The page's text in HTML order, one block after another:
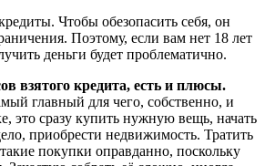
Чтобы обезопасить себя, он
Поэтому, если вам нет 18 лет
деньги будет проблематично.
взятого кредита, есть и плюсы.
главный для чего, собственно, и
это сразу купить нужную вещь, начать
приобрести недвижимость. Тратить
покупки оправданно, поскольку